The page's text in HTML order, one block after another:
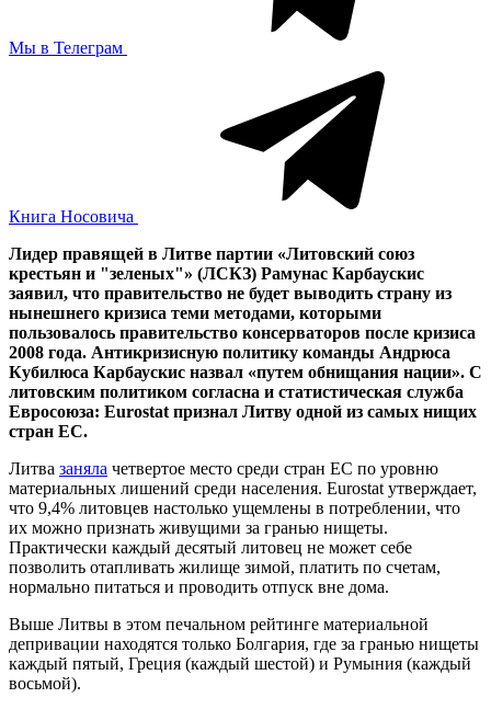
Мы в Телеграм
Книга Носовича
Лидер правящей в Литве партии «Литовский союз
крестьян и "зеленых"» (ЛСКЗ) Рамунас Карбаускис
заявил, что правительство не будет выводить страну из
нынешнего кризиса теми методами, которыми
пользовалось правительство консерваторов после кризиса
2008 года. Антикризисную политику команды Андрюса
Кубилюса Карбаускис назвал «путем обнищания нации». С
литовским политиком согласна и статистическая служба
Евросоюза: Eurostat признал Литву одной из самых нищих
стран ЕС.
Литва заняла четвертое место среди стран ЕС по уровню
материальных лишений среди населения. Eurostat утверждает,
что 9,4% литовцев настолько ущемлены в потреблении, что
их можно признать живущими за гранью нищеты.
Практически каждый десятый литовец не может себе
позволить отапливать жилище зимой, платить по счетам,
нормально питаться и проводить отпуск вне дома.
Выше Литвы в этом печальном рейтинге материальной
депривации находятся только Болгария, где за гранью нищеты
каждый пятый, Греция (каждый шестой) и Румыния (каждый
восьмой).